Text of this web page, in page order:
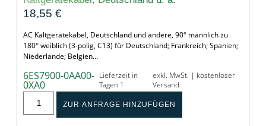
18,55 €
AC Kaltgerätekabel, Deutschland und andere, 90° männlich zu
180° weiblich (3-polig, C13) für Deutschland; Frankreich; Spanien;
Niederlande; Belgien…
6ES7900-0AA00-
0XA0
Lieferzeit in
Tagen 1
exkl. MwSt. | kostenloser
Versand
ZUR ANFRAGE HINZUFÜGEN